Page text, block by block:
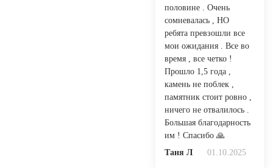
половине . Очень
сомневалась , НО
ребята превзошли все
мои ожидания . Все во
время , все четко !
Прошло 1,5 года ,
камень не поблек ,
памятник стоит ровно ,
ничего не отвалилось .
Большая благодарность
им ! Спасибо 🙏
Таня Л
01.10.2025